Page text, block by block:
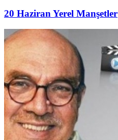
20 Haziran Yerel Manşetler